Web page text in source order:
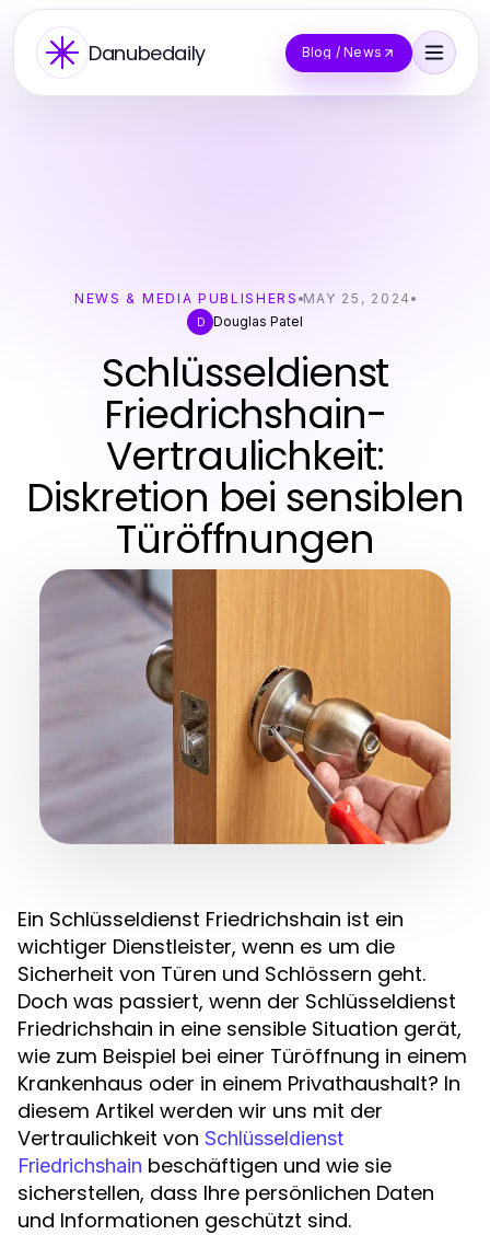
Danubedaily Blog / News
NEWS & MEDIA PUBLISHERS MAY 25, 2024
D Douglas Patel
Schlüsseldienst
Friedrichshain-
Vertraulichkeit:
Diskretion bei sensiblen
Türöffnungen
Ein Schlüsseldienst Friedrichshain ist ein
wichtiger Dienstleister, wenn es um die
Sicherheit von Türen und Schlössern geht.
Doch was passiert, wenn der Schlüsseldienst
Friedrichshain in eine sensible Situation gerät,
wie zum Beispiel bei einer Türöffnung in einem
Krankenhaus oder in einem Privathaushalt? In
diesem Artikel werden wir uns mit der
Vertraulichkeit von Schlüsseldienst
Friedrichshain beschäftigen und wie sie
sicherstellen, dass Ihre persönlichen Daten
und Informationen geschützt sind.